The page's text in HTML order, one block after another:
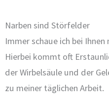
Narben sind Störfelder
Immer schaue ich bei
Hierbei kommt oft
der Wirbelsäule und der
zu meiner täglichen Arbeit.